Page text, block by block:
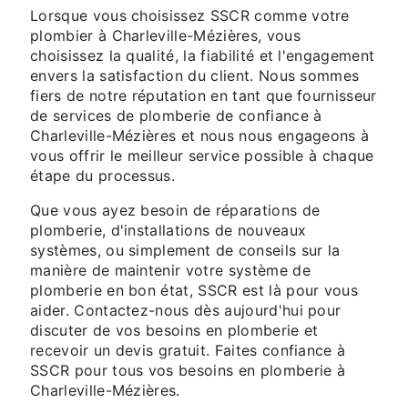
Lorsque vous choisissez SSCR comme votre
plombier à Charleville-Mézières, vous
choisissez la qualité, la fiabilité et l'engagement
envers la satisfaction du client. Nous sommes
fiers de notre réputation en tant que fournisseur
de services de plomberie de confiance à
Charleville-Mézières et nous nous engageons à
vous offrir le meilleur service possible à chaque
étape du processus.
Que vous ayez besoin de réparations de
plomberie, d'installations de nouveaux
systèmes, ou simplement de conseils sur la
manière de maintenir votre système de
plomberie en bon état, SSCR est là pour vous
aider. Contactez-nous dès aujourd'hui pour
discuter de vos besoins en plomberie et
recevoir un devis gratuit. Faites confiance à
SSCR pour tous vos besoins en plomberie à
Charleville-Mézières.